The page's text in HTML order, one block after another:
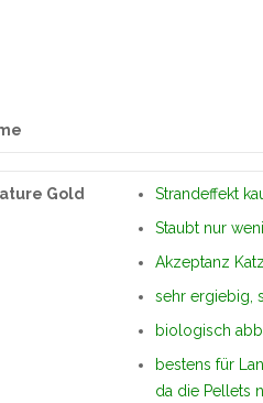
Gold
Strandeffekt
Staubt nur
Akzeptanz
sehr ergiebig,
biologisch
bestens für
da die Pellets